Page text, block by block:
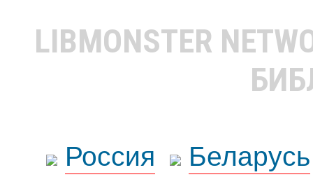
LIBMONSTER
Россия
Беларусь